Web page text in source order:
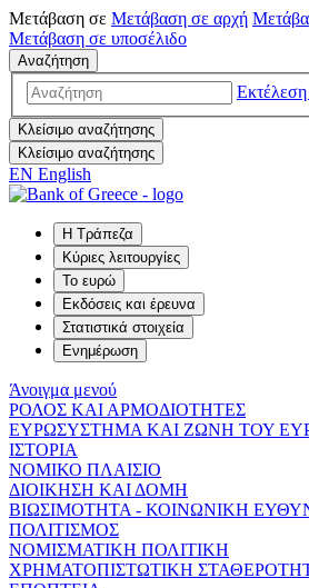
Μετάβαση σε Μετάβαση σε αρχή
Μετάβαση σε υποσέλιδο
Αναζήτηση
Εκτέλεση
Κλείσιμο αναζήτησης
Κλείσιμο αναζήτησης
EN English
Η Τράπεζα
Κύριες λειτουργίες
Το ευρώ
Εκδόσεις και έρευνα
Στατιστικά στοιχεία
Ενημέρωση
Άνοιγμα μενού
ΡΟΛΟΣ ΚΑΙ ΑΡΜΟΔΙΟΤΗΤΕΣ
ΕΥΡΩΣΥΣΤΗΜΑ ΚΑΙ ΖΩΝΗ ΤΟΥ
ΙΣΤΟΡΙΑ
ΝΟΜΙΚΟ ΠΛΑΙΣΙΟ
ΔΙΟΙΚΗΣΗ ΚΑΙ ΔΟΜΗ
ΒΙΩΣΙΜΟΤΗΤΑ - ΚΟΙΝΩΝΙΚΗ
ΠΟΛΙΤΙΣΜΟΣ
ΝΟΜΙΣΜΑΤΙΚΗ ΠΟΛΙΤΙΚΗ
ΧΡΗΜΑΤΟΠΙΣΤΩΤΙΚΗ